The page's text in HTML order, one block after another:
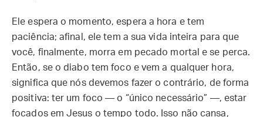
Ele espera o momento, espera a hora e tem
paciência; afinal, ele tem a sua vida inteira para que
você, finalmente, morra em pecado mortal e se perca.
Então, se o diabo tem foco e vem a qualquer hora,
significa que nós devemos fazer o contrário, de forma
positiva: ter um foco — o “único necessário” —, estar
focados em Jesus o tempo todo. Isso não cansa,